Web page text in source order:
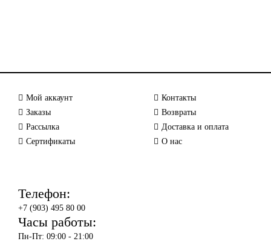
Мой аккаунт
Заказы
Рассылка
Сертификаты
Контакты
Возвраты
Доставка и оплата
О нас
Телефон:
+7 (903) 495 80 00
Часы работы:
Пн-Пт: 09:00 - 21:00